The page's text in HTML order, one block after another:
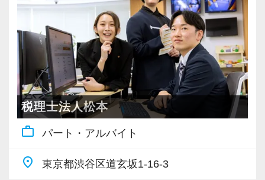
税理士法人松本
work_outline パート・アルバイト
place 東京都渋谷区道玄坂1-16-3